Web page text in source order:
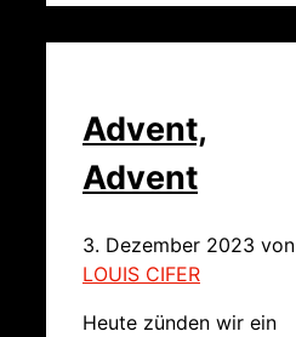
Advent,
Advent
3. Dezember 2023 von
LOUIS CIFER
Heute zünden wir ein